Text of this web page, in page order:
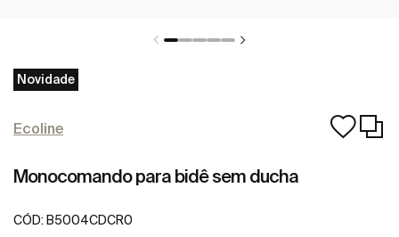
Novidade
Ecoline
Monocomando para bidê sem ducha
CÓD: B5004CDCR0